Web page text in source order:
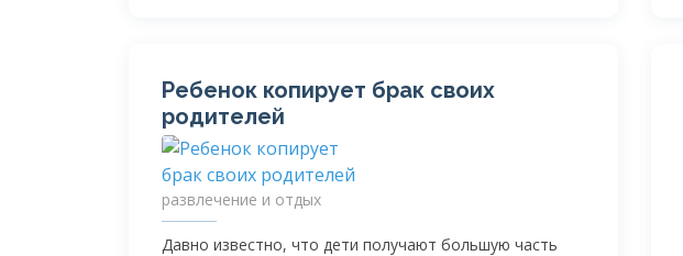
Ребенок копирует брак своих
родителей
развлечение и отдых
Давно известно, что дети получают большую часть